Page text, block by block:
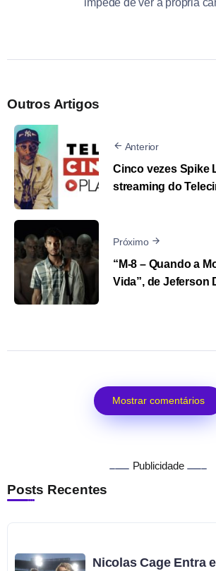
Outros Artigos
Anterior
Cinco vezes Spike
streaming do
Próximo
“M-8 – Quando a
Vida”, de Jeferson
Mostrar comentários
Publicidade
Posts Recentes
Nicolas Cage Entra